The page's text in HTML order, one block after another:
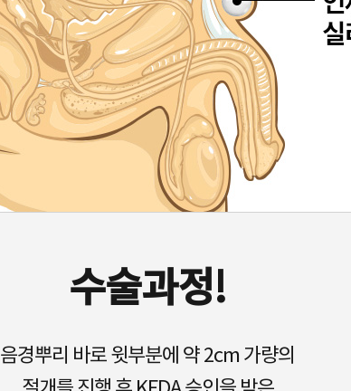
수술과정!
음경뿌리 바로 윗부분에 약 2cm 가량의